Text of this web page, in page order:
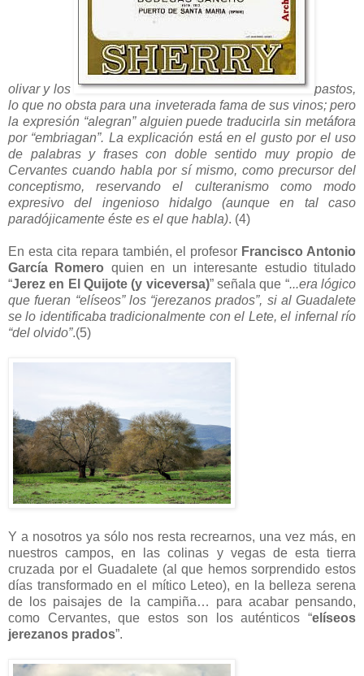
olivar y los
pastos,
lo que no obsta para una inveterada fama de sus vinos; pero
la expresión “alegran” alguien puede traducirla sin metáfora
por “embriagan”. La explicación está en el gusto por el uso
de palabras y frases con doble sentido muy propio de
Cervantes cuando habla por sí mismo, como precursor del
conceptismo, reservando el culteranismo como modo
expresivo del ingenioso hidalgo (aunque en tal caso
paradójicamente éste es el que habla). (4)
En esta cita repara también, el profesor Francisco Antonio
García Romero quien en un interesante estudio titulado
“Jerez en El Quijote (y viceversa)” señala que “...era lógico
que fueran “elíseos” los “jerezanos prados”, si al Guadalete
se lo identificaba tradicionalmente con el Lete, el infernal río
“del olvido”.(5)
Y a nosotros ya sólo nos resta recrearnos, una vez más, en
nuestros campos, en las colinas y vegas de esta tierra
cruzada por el Guadalete (al que hemos sorprendido estos
días transformado en el mítico Leteo), en la belleza serena
de los paisajes de la campiña… para acabar pensando,
como Cervantes, que estos son los auténticos “elíseos
jerezanos prados”.